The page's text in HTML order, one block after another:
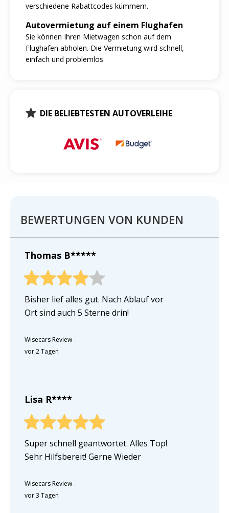
verschiedene Rabattcodes kümmern.
Autovermietung auf einem Flughafen
Sie können Ihren Mietwagen schon auf dem
Flughafen abholen. Die Vermietung wird schnell,
einfach und problemlos.
DIE BELIEBTESTEN AUTOVERLEIHE
BEWERTUNGEN VON KUNDEN
Thomas B*****
Bisher lief alles gut. Nach Ablauf vor
Ort sind auch 5 Sterne drin!
Wisecars Review-
vor 2 Tagen
Lisa R****
Super schnell geantwortet. Alles Top!
Sehr Hilfsbereit! Gerne Wieder
Wisecars Review-
vor 3 Tagen